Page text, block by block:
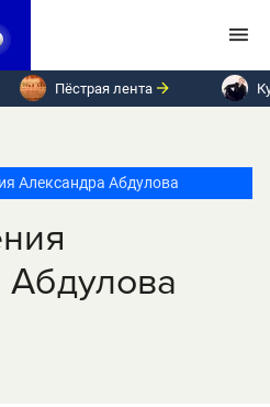
Пёстрая лента
Александра Абдулова